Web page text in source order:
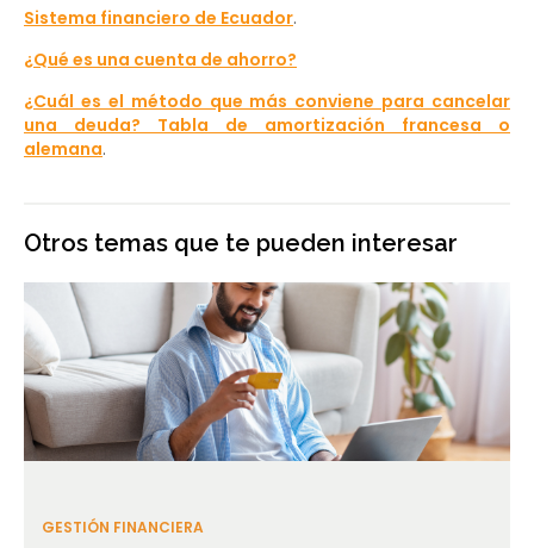
Sistema financiero de Ecuador.
¿Qué es una cuenta de ahorro?
¿Cuál es el método que más conviene para cancelar
una deuda? Tabla de amortización francesa o
alemana.
Otros temas que te pueden interesar
GESTIÓN FINANCIERA